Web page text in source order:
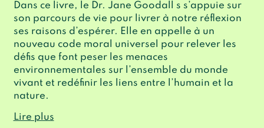
Dans ce livre, le Dr. Jane Goodall s s’appuie sur
son parcours de vie pour livrer à notre réflexion
ses raisons d’espérer. Elle en appelle à un
nouveau code moral universel pour relever les
défis que font peser les menaces
environnementales sur l’ensemble du monde
vivant et redéfinir les liens entre l’humain et la
nature.
Lire plus